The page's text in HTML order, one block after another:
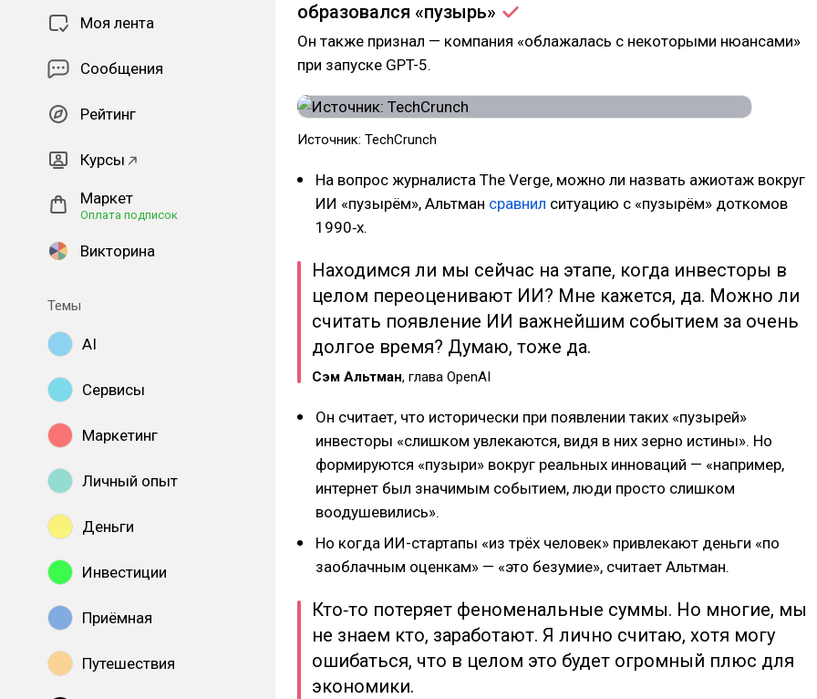
Моя лента
Сообщения
Рейтинг
Курсы
Маркет
Оплата подписок
Викторина
Темы
AI
Сервисы
Маркетинг
Личный опыт
Деньги
Инвестиции
Приёмная
Путешествия
образовался «пузырь»
Он также признал — компания «облажалась с некоторыми нюансами»
при запуске GPT-5.
Источник: TechCrunch
На вопрос журналиста The Verge, можно ли назвать ажиотаж вокруг
ИИ «пузырём», Альтман сравнил ситуацию с «пузырём» доткомов
1990‑х.
Находимся ли мы сейчас на этапе, когда инвесторы в
целом переоценивают ИИ? Мне кажется, да. Можно ли
считать появление ИИ важнейшим событием за очень
долгое время? Думаю, тоже да.
Сэм Альтман, глава OpenAI
Он считает, что исторически при появлении таких «пузырей»
инвесторы «слишком увлекаются, видя в них зерно истины». Но
формируются «пузыри» вокруг реальных инноваций — «например,
интернет был значимым событием, люди просто слишком
воодушевились».
Но когда ИИ-стартапы «из трёх человек» привлекают деньги «по
заоблачным оценкам» — «это безумие», считает Альтман.
Кто‑то потеряет феноменальные суммы. Но многие, мы
не знаем кто, заработают. Я лично считаю, хотя могу
ошибаться, что в целом это будет огромный плюс для
экономики.